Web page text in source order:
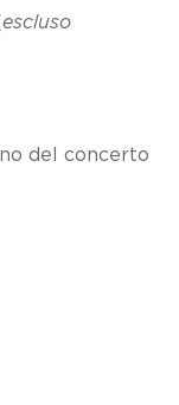
escluso
del concerto